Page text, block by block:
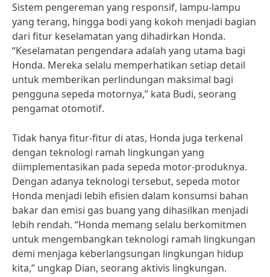
Sistem pengereman yang responsif, lampu-lampu
yang terang, hingga bodi yang kokoh menjadi bagian
dari fitur keselamatan yang dihadirkan Honda.
“Keselamatan pengendara adalah yang utama bagi
Honda. Mereka selalu memperhatikan setiap detail
untuk memberikan perlindungan maksimal bagi
pengguna sepeda motornya,” kata Budi, seorang
pengamat otomotif.
Tidak hanya fitur-fitur di atas, Honda juga terkenal
dengan teknologi ramah lingkungan yang
diimplementasikan pada sepeda motor-produknya.
Dengan adanya teknologi tersebut, sepeda motor
Honda menjadi lebih efisien dalam konsumsi bahan
bakar dan emisi gas buang yang dihasilkan menjadi
lebih rendah. “Honda memang selalu berkomitmen
untuk mengembangkan teknologi ramah lingkungan
demi menjaga keberlangsungan lingkungan hidup
kita,” ungkap Dian, seorang aktivis lingkungan.